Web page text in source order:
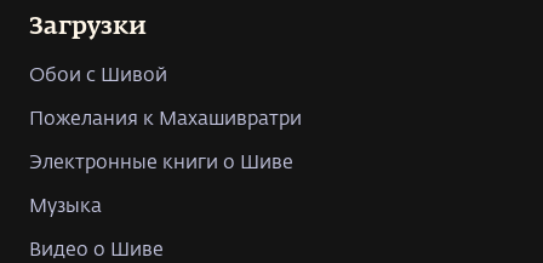
Загрузки
Обои с Шивой
Пожелания к Махашивратри
Электронные книги о Шиве
Музыка
Видео о Шиве